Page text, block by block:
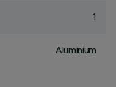
1
Aluminium